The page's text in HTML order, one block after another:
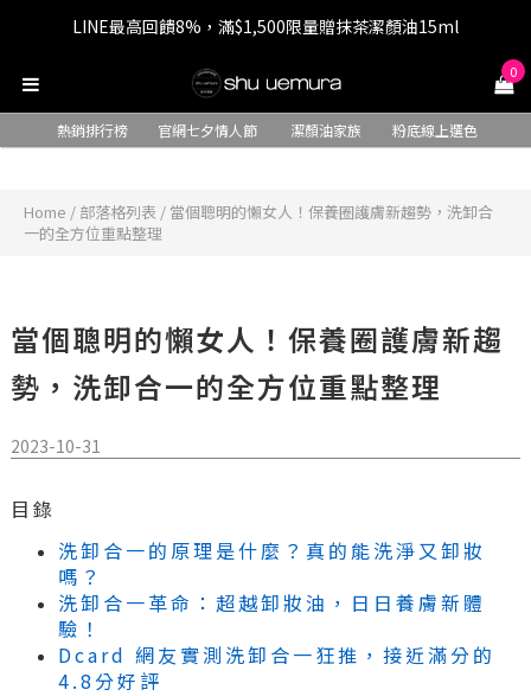
七夕情人節 全站9折，下單享免運+贈$200回購金
LINE最高回饋8%，滿$1,500限量贈抹茶潔顏油15ml
七夕情人節 全站9折，下單享免運+贈$200回購金 0
熱銷排行榜 官網七夕情人節 潔顏油家族 粉底線上選色
Home / 部落格列表 / 當個聰明的懶女人！保養圈護膚新趨勢，洗卸合
一的全方位重點整理
當個聰明的懶女人！保養圈護膚新趨
勢，洗卸合一的全方位重點整理
2023-10-31
目錄
洗卸合一的原理是什麼？真的能洗淨又卸妝
嗎？
洗卸合一革命：超越卸妝油，日日養膚新體
驗！
Dcard 網友實測洗卸合一狂推，接近滿分的
4.8分好評